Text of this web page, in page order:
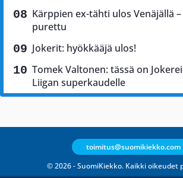
Kärppien ex-tähti ulos Venäjällä
purettu
Jokerit: hyökkääjä ulos!
Tomek Valtonen: tässä on
Liigan superkaudelle
© 2026 - SuomiKiekko. Kaikki oikeudet
toimitus@suomikiekko.com